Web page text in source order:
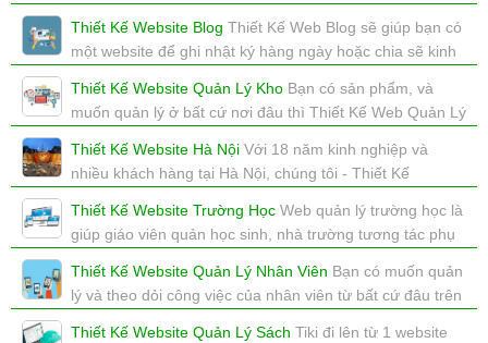
đủ tính năng.
xem: 3046 | cập nhật: 16/12/2017 13:46
Thiết Kế Website Blog Thiết Kế Web Blog sẽ giúp bạn có
một website để ghi nhật ký hàng ngày hoặc chia sẽ kinh
xem: 2809 | cập nhật: 08/08/2017 18:19
Thiết Kế Website Quản Lý Kho Bạn có sản phẩm, và
muốn quản lý ở bất cứ nơi đâu thì Thiết Kế Web Quản Lý
xem: 3487 | cập nhật: 06/08/2017 21:29
Thiết Kế Website Hà Nội Với 18 năm kinh nghiệp và
nhiều khách hàng tại Hà Nội, chúng tôi - Thiết Kế
xem: 2526 | cập nhật: 06/08/2017 16:04
Thiết Kế Website Trường Học Web quản lý trường học là
giúp giáo viên quản học sinh, nhà trường tương tác phụ
xem: 3316 | cập nhật: 04/08/2017 13:39
Thiết Kế Website Quản Lý Nhân Viên Bạn có muốn quản
lý và theo dỏi công việc của nhân viên từ bất cứ đâu trên
Thiết Kế Website Quản Lý Sách Tiki đi lên từ 1 website